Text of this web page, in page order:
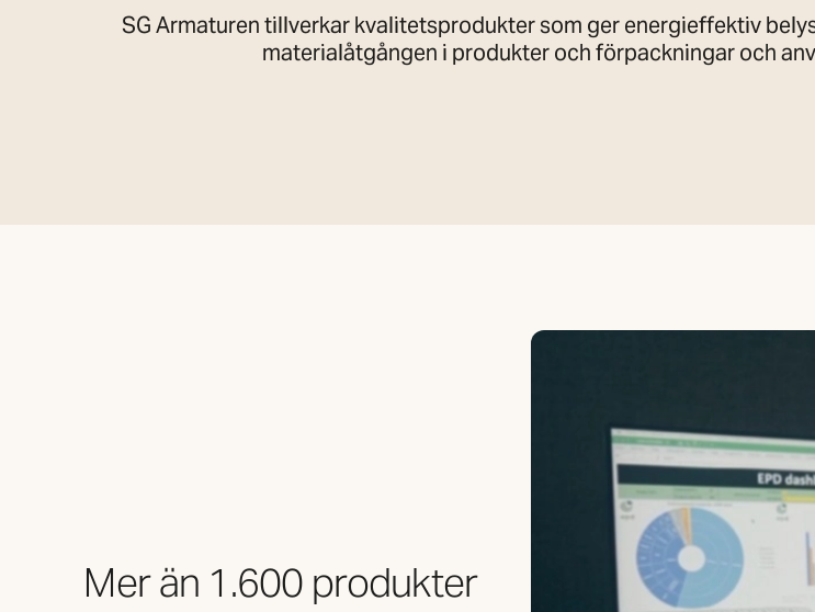
SG Armaturen tillverkar kvalitetsprodukter som ger energieffektiv
materialåtgången i produkter och förpackningar och
Mer än 1.600 produkter